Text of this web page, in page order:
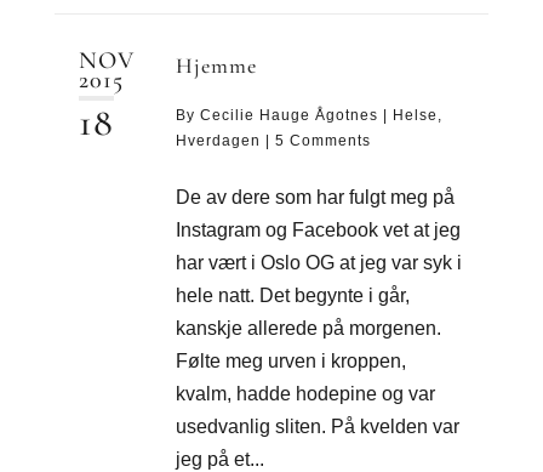
NOV
2015
18
Hjemme
By Cecilie Hauge Ågotnes Helse ,
Hverdagen
5 Comments
De av dere som har fulgt meg på
Instagram og Facebook vet at jeg
har vært i Oslo OG at jeg var syk i
hele natt. Det begynte i går,
kanskje allerede på morgenen.
Følte meg urven i kroppen,
kvalm, hadde hodepine og var
usedvanlig sliten. På kvelden var
jeg på et...